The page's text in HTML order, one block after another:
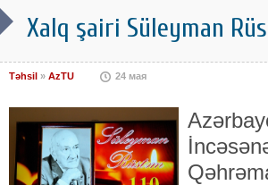
Xalq şairi Süleyman
Təhsil » AzTU 24 мая